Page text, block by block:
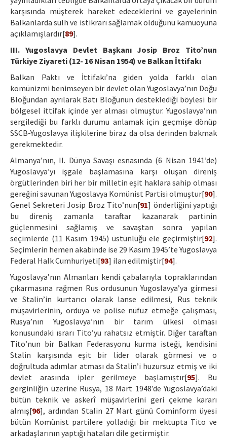
karşısında müşterek hareket edeceklerini ve gayelerinin
Balkanlarda sulh ve istikrarı sağlamak olduğunu kamuoyuna
açıklamışlardır[89].
III. Yugoslavya Devlet Başkanı Josip Broz Tito’nun
Türkiye Ziyareti (12- 16 Nisan 1954) ve Balkan İttifakı
Balkan Paktı ve İttifakı’na giden yolda farklı olan
komünizmi benimseyen bir devlet olan Yugoslavya’nın Doğu
Bloğundan ayrılarak Batı Bloğunun desteklediği böylesi bir
bölgesel ittifak içinde yer alması olmuştur. Yugoslavya’nın
sergilediği bu farklı durumu anlamak için geçmişe dönüp
SSCB-Yugoslavya ilişkilerine biraz da olsa derinden bakmak
gerekmektedir.
Almanya’nın, II. Dünya Savaşı esnasında (6 Nisan 1941’de)
Yugoslavya’yı işgale başlamasına karşı oluşan direniş
örgütlerinden biri her bir milletin eşit haklara sahip olması
gereğini savunan Yugoslavya Komünist Partisi olmuştur[90].
Genel Sekreteri Josip Broz Tito’nun[91] önderliğini yaptığı
bu direniş zamanla taraftar kazanarak partinin
güçlenmesini sağlamış ve savaştan sonra yapılan
seçimlerde (11 Kasım 1945) üstünlüğü ele geçirmiştir[92].
Seçimlerin hemen akabinde ise 29 Kasım 1945’te Yugoslavya
Federal Halk Cumhuriyeti[93] ilan edilmiştir[94].
Yugoslavya’nın Almanları kendi çabalarıyla topraklarından
çıkarmasına rağmen Rus ordusunun Yugoslavya’ya girmesi
ve Stalin’in kurtarıcı olarak lanse edilmesi, Rus teknik
müşavirlerinin, orduya ve polise nüfuz etmeğe çalışması,
Rusya’nın Yugoslavya’nın bir tarım ülkesi olması
konusundaki ısrarı Tito’yu rahatsız etmiştir. Diğer taraftan
Tito’nun bir Balkan Federasyonu kurma isteği, kendisini
Stalin karşısında eşit bir lider olarak görmesi ve o
doğrultuda adımlar atması da Stalin’i huzursuz etmiş ve iki
devlet arasında ipler gerilmeye başlamıştır[95]. Bu
gerginliğin üzerine Rusya, 18 Mart 1948’de Yugoslavya’daki
bütün teknik ve askerî müşavirlerini geri çekme kararı
almış[96], ardından Stalin 27 Mart günü Cominform üyesi
bütün Komünist partilere yolladığı bir mektupta Tito ve
arkadaşlarının yaptığı hataları dile getirmiştir.